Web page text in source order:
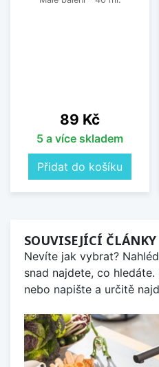
Cena
89 Kč
5 a více skladem
Přidat do košíku
SOUVISEJÍCÍ
Nevíte jak vybrat?
snad najdete, co
nebo napište a určitě